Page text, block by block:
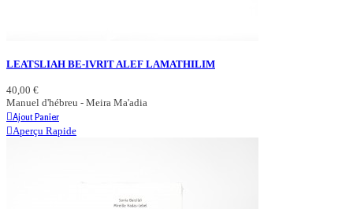
LEATSLIAH BE-IVRIT ALEF LAMATHILIM
40,00 €
Manuel d'hébreu - Meira Ma'adia
Ajout Panier
Aperçu Rapide